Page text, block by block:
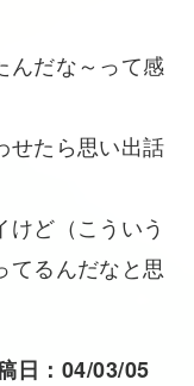
んだな～って感
せたら思い出話
ど（こういう
てるんだなと思
日：04/03/05